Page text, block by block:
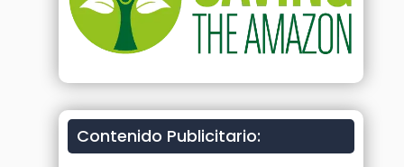
Contenido Publicitario: